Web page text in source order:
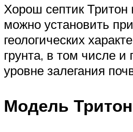
Хорош септик Тритон
можно установить
геологических
грунта, в том числе и
уровне залегания
Модель